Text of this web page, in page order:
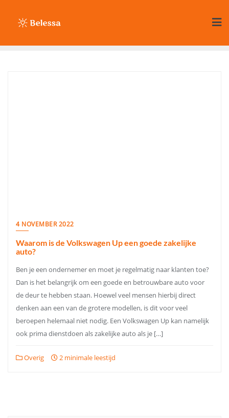
inhoud
4 NOVEMBER 2022
Waarom is de Volkswagen Up een goede zakelijke
auto?
Ben je een ondernemer en moet je regelmatig naar klanten toe?
Dan is het belangrijk om een goede en betrouwbare auto voor
de deur te hebben staan. Hoewel veel mensen hierbij direct
denken aan een van de grotere modellen, is dit voor veel
beroepen helemaal niet nodig. Een Volkswagen Up kan namelijk
ook prima dienstdoen als zakelijke auto als je […]
Overig 2 minimale leestijd